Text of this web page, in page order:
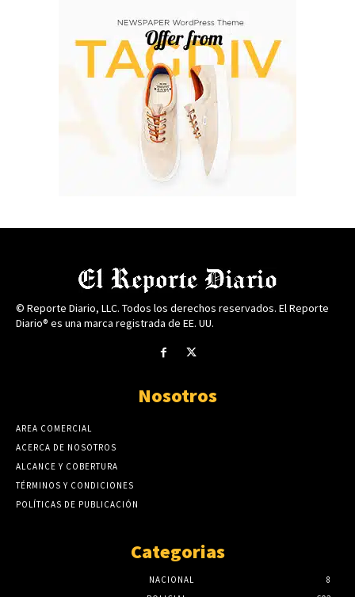
© Reporte Diario, LLC. Todos los derechos reservados. El Reporte
Diario® es una marca registrada de EE. UU.
Nosotros
AREA COMERCIAL
ACERCA DE NOSOTROS
ALCANCE Y COBERTURA
TÉRMINOS Y CONDICIONES
POLÍTICAS DE PUBLICACIÓN
Categorias
NACIONAL
8